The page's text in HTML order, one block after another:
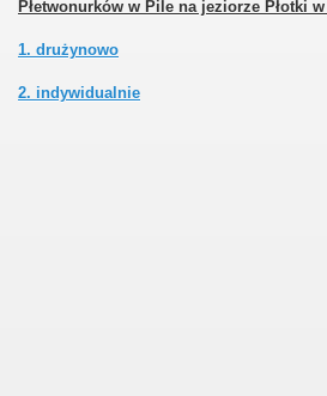
Płetwonurków w Pile na jeziorze Płotki
1. drużynowo
2. indywidualnie